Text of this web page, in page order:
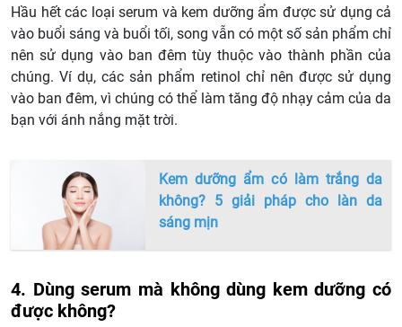
Hầu hết các loại serum và kem dưỡng ẩm được sử dụng cả
vào buổi sáng và buổi tối, song vẫn có một số sản phẩm chỉ
nên sử dụng vào ban đêm tùy thuộc vào thành phần của
chúng. Ví dụ, các sản phẩm retinol chỉ nên được sử dụng
vào ban đêm, vì chúng có thể làm tăng độ nhạy cảm của da
bạn với ánh nắng mặt trời.
Kem dưỡng ẩm có làm trắng da
không? 5 giải pháp cho làn da
sáng mịn
4. Dùng serum mà không dùng kem dưỡng có
được không?